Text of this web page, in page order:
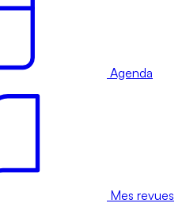
Agenda
Mes revues